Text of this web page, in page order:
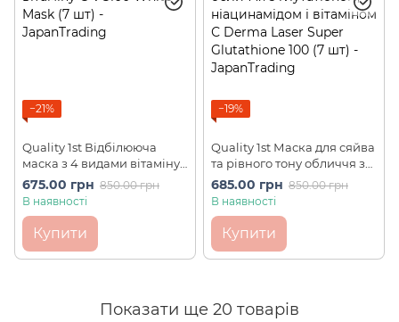
−21%
Quality 1st Відбілююча
маска з 4 видами вітаміну
С VC100 White Mask (7 шт)
675.00 грн 850.00 грн
В наявності
Купити
−19%
Quality 1st Маска для сяйва
та рівного тону обличчя з
глутатіоном, ніацинамідом
і вітаміном С Derma Laser
шт)
685.00 грн 850.00 грн
В наявності
Купити
Показати ще 20 товарів